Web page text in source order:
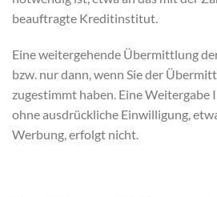
beauftragte Kreditinstitut.
Eine weitergehende Übermittlung
bzw. nur dann, wenn Sie der
zugestimmt haben. Eine
ohne ausdrückliche Einwilligung,
Werbung, erfolgt nicht.